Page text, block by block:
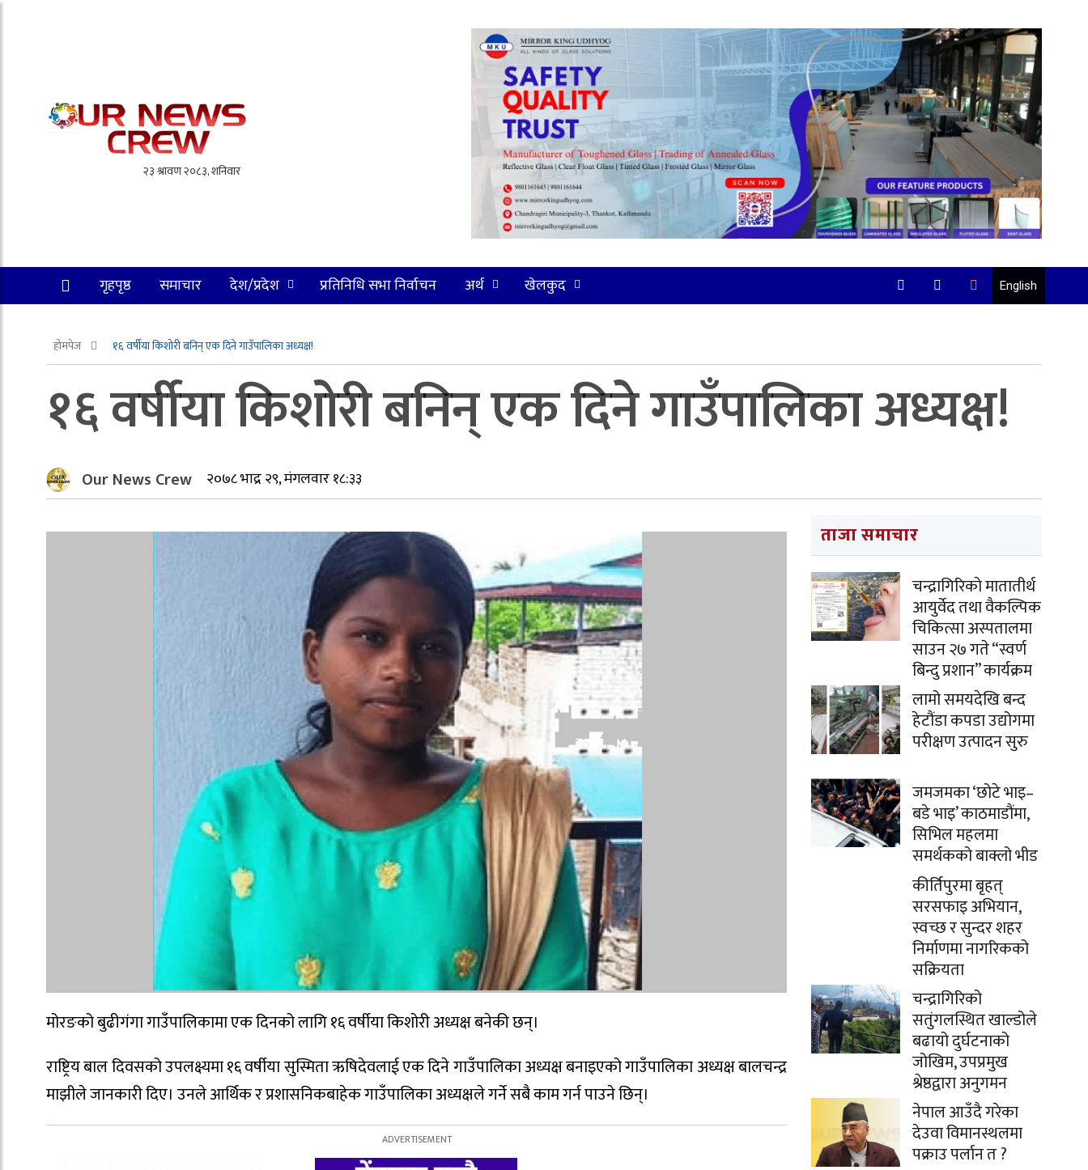
गृहपृष्ठ समाचार देश/प्रदेश प्रतिनिधि सभा निर्वाचन अर्थ खेलकुद English
होमपेज १६ वर्षीया किशोरी बनिन् एक दिने गाउँपालिका अध्यक्ष!
१६ वर्षीया किशोरी बनिन् एक दिने गाउँपालिका अध्यक्ष!
Our News Crew २०७८ भाद्र २९, मंगलवार १८:३३
मोरङको बुढीगंगा गाउँपालिकामा एक दिनको लागि १६ वर्षीया किशोरी अध्यक्ष बनेकी छन्।
राष्ट्रिय बाल दिवसको उपलक्ष्यमा १६ वर्षीया सुस्मिता ऋषिदेवलाई एक दिने गाउँपालिका अध्यक्ष बनाइएको गाउँपालिका अध्यक्ष बालचन्द्र
माझीले जानकारी दिए। उनले आर्थिक र प्रशासनिकबाहेक गाउँपालिका अध्यक्षले गर्ने सबै काम गर्न पाउने छिन्।
ताजा समाचार
चन्द्रागिरिकाे मातातीर्थ
आयुर्वेद तथा वैकल्पिक
चिकित्सा अस्पतालमा
साउन २७ गते “स्वर्ण
बिन्दु प्रशान” कार्यक्रम
लामो समयदेखि बन्द
हेटौंडा कपडा उद्योगमा
परीक्षण उत्पादन सुरु
जमजमका ‘छोटे भाइ–
बडे भाइ’ काठमाडौंमा,
सिभिल महलमा
समर्थकको बाक्लो भीड
कीर्तिपुरमा बृहत्
सरसफाइ अभियान,
स्वच्छ र सुन्दर शहर
निर्माणमा नागरिकको
सक्रियता
चन्द्रागिरिको
सतुंगलस्थित खाल्डोले
बढायो दुर्घटनाको
जोखिम, उपप्रमुख
श्रेष्ठद्वारा अनुगमन
नेपाल आउँदै गरेका
देउवा विमानस्थलमा
पक्राउ पर्लान त ?